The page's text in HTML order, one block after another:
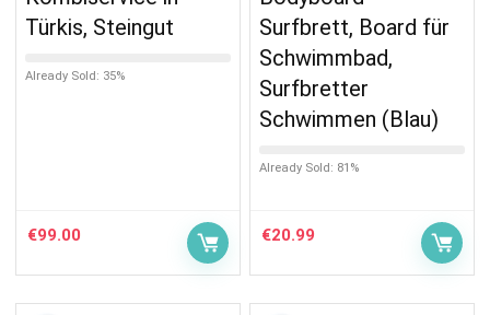
Türkis, Steingut
Already Sold: 35%
€99.00
Surfbrett, Board für
Schwimmbad,
Surfbretter
Schwimmen (Blau)
Already Sold: 81%
€20.99